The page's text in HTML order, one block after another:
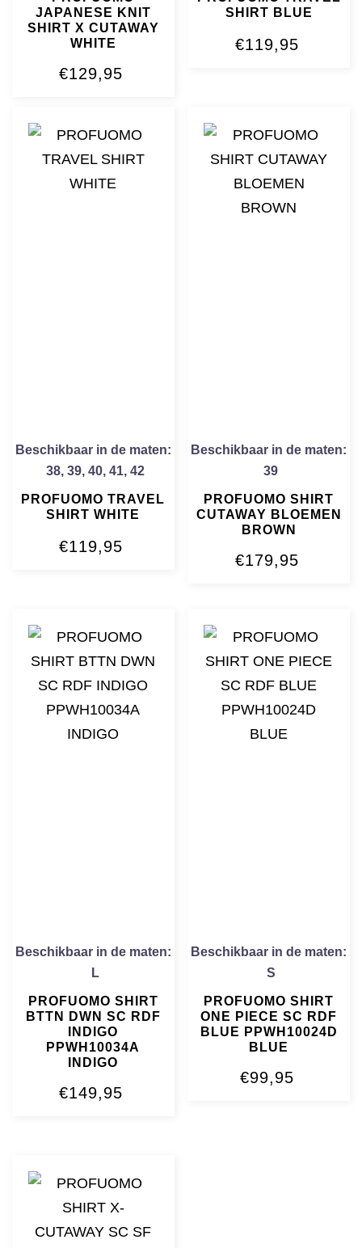
JAPANESE KNIT
SHIRT X CUTAWAY
WHITE
€129,95
SHIRT BLUE
€119,95
Beschikbaar in de maten:
38, 39, 40, 41, 42
PROFUOMO TRAVEL
SHIRT WHITE
€119,95
Beschikbaar in de maten:
39
PROFUOMO SHIRT
CUTAWAY BLOEMEN
BROWN
€179,95
Beschikbaar in de maten:
L
PROFUOMO SHIRT
BTTN DWN SC RDF
INDIGO
PPWH10034A
INDIGO
€149,95
Beschikbaar in de maten:
S
PROFUOMO SHIRT
ONE PIECE SC RDF
BLUE PPWH10024D
BLUE
€99,95